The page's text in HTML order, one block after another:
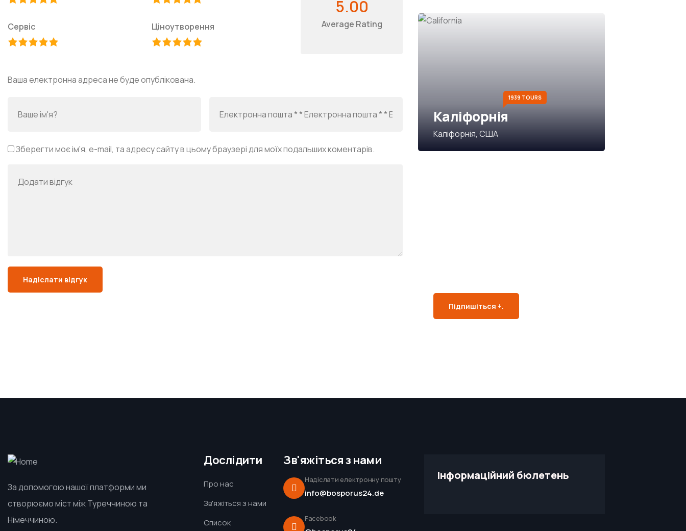
Сервіс Ціноутворення
5.00
Average Rating
Ваша електронна адреса не буде опублікована.
Зберегти моє ім'я, e-mail, та адресу сайту в цьому браузері для моїх подальших коментарів.
1939 TOURS
Каліфорнія
Каліфорнія, США
Підпишіться +.
За допомогою нашої платформи ми
створюємо міст між Туреччиною та
Німеччиною.
Дослідити
Про нас
Зв'яжіться з нами
Список
Зв'яжіться з нами
Надіслати електронну пошту
info@bosporus24.de
Facebook
Інформаційний бюлетень